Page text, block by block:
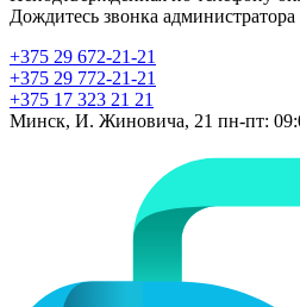
Дождитесь звонка администратора
+375 29 672-21-21
+375 29 772-21-21
+375 17 323 21 21
Минск, И. Жиновича, 21 пн-пт: